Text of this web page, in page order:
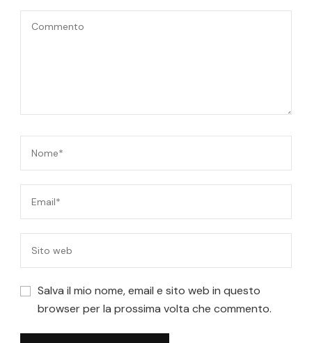
Salva il mio nome, email e sito web in questo
browser per la prossima volta che commento.